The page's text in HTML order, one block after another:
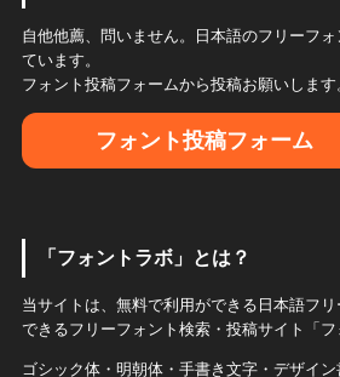
自他他薦、問いません。日本語のフリーフ
ています。
フォント投稿フォームから投稿お願いします
フォント投稿フォーム
「フォントラボ」とは？
当サイトは、無料で利用ができる日本語フ
できるフリーフォント検索・投稿サイト「フ
ゴシック体・明朝体・手書き文字・デザイ